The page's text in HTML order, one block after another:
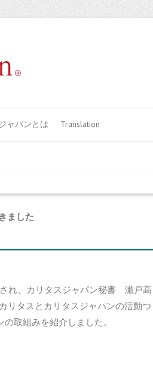
ャパンとは Translation
ました
れ、カリタスジャパン秘書 瀬戸高
リタスとカリタスジャパンの活動つ
取組みを紹介しました。